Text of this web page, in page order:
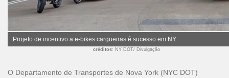
Projeto de incentivo a e-bikes cargueiras é sucesso em NY
créditos: NY DOT/ Divulgação
O Departamento de Transportes de Nova York (NYC DOT)